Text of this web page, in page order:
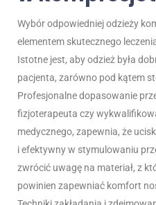
Wybór odpowiedniej odzieży
elementem skutecznego
Istotne jest, aby odzież była
pacjenta, zarówno pod kątem
Profesjonalne dopasowanie
fizjoterapeuta czy
medycznego, zapewnia, że
i efektywny w stymulowaniu
zwrócić uwagę na materiał, z
powinien zapewniać komfort